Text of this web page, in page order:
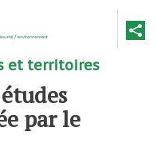
et territoires
par le